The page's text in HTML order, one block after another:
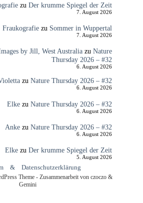
zu Der krumme Spiegel der Zeit
7. August 2026
Fraukografiezu Sommer in Wuppertal
7. August 2026
by Jill, West Australiazu Nature
Thursday 2026 – #32
6. August 2026
zu Nature Thursday 2026 – #32
6. August 2026
Elkezu Nature Thursday 2026 – #32
6. August 2026
Ankezu Nature Thursday 2026 – #32
6. August 2026
Elkezu Der krumme Spiegel der Zeit
5. August 2026
& Datenschutzerklärung
Theme - Zusammenarbeit von czoczo &
Gemini